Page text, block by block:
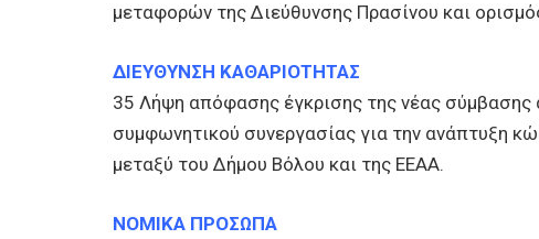
μεταφορών της Διεύθυνσης Πρασίνου και
ΔΙΕΥΘΥΝΣΗ ΚΑΘΑΡΙΟΤΗΤΑΣ
35 Λήψη απόφασης έγκρισης της νέας
συμφωνητικού συνεργασίας για την ανάπτυξη
μεταξύ του Δήμου Βόλου και της ΕΕΑΑ.
ΝΟΜΙΚΑ ΠΡΟΣΩΠΑ